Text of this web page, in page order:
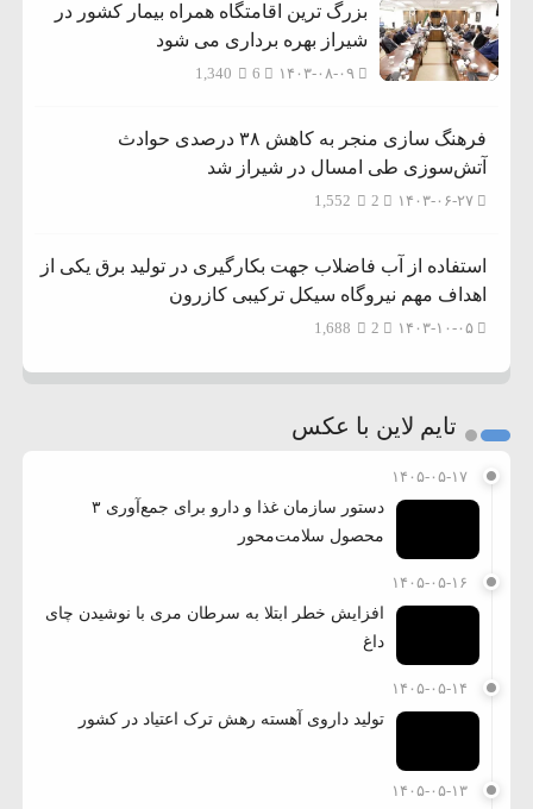
بزرگ ترین اقامتگاه همراه بیمار کشور در
شیراز بهره برداری می شود
۱۴۰۳-۰۸-۰۹ 1,340
فرهنگ سازی منجر به کاهش ۳۸ درصدی حوادث
آتش‌سوزی طی امسال در شیراز شد
۱۴۰۳-۰۶-۲۷ 1,552
استفاده از آب فاضلاب جهت بکارگیری در تولید برق یکی از
اهداف مهم نیروگاه سیکل ترکیبی کازرون
۱۴۰۳-۱۰-۰۵ 1,688
تایم لاین با عکس
۱۴۰۵-۰۵-۱۷
دستور سازمان غذا و دارو برای جمع‌آوری ۳
محصول سلامت‌محور
۱۴۰۵-۰۵-۱۶
افزایش خطر ابتلا به سرطان مری با نوشیدن چای
داغ
۱۴۰۵-۰۵-۱۴
تولید داروی آهسته رهش ترک اعتیاد در کشور
۱۴۰۵-۰۵-۱۳